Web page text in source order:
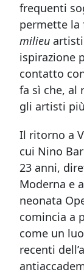
frequenti
permette la
milieu
ispirazione
contatto
fa sì che, al
gli artisti
Il ritorno a
cui Nino
23 anni,
Moderna e
neonata
comincia a
come un
recenti